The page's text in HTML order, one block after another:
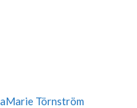
Törnström